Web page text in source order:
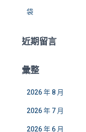
袋
近期留言
彙整
2026 年 8 月
2026 年 7 月
2026 年 6 月